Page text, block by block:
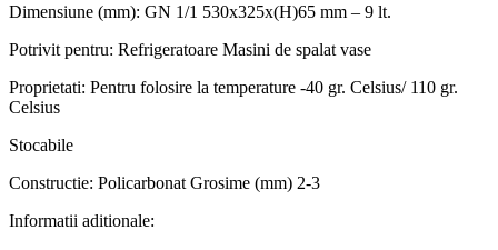
Dimensiune (mm): GN 1/1 530x325x(H)65 mm – 9 lt.
Potrivit pentru: Refrigeratoare Masini de spalat vase
Proprietati: Pentru folosire la temperature -40 gr. Celsius/ 110 gr.
Celsius
Stocabile
Constructie: Policarbonat Grosime (mm) 2-3
Informatii aditionale: